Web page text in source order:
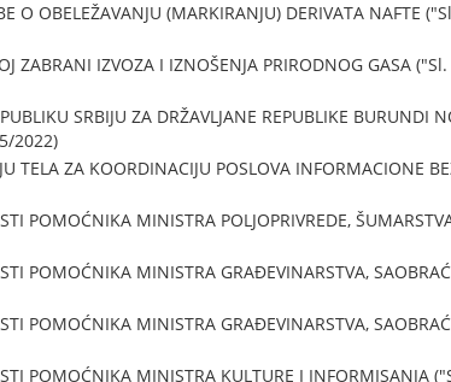
O OBELEŽAVANJU (MARKIRANJU) DERIVATA NAFTE
ZABRANI IZVOZA I IZNOŠENJA PRIRODNOG GASA
SRBIJU ZA DRŽAVLJANE REPUBLIKE BURUNDI
2022)
TELA ZA KOORDINACIJU POSLOVA INFORMACIONE
POMOĆNIKA MINISTRA POLJOPRIVREDE,
POMOĆNIKA MINISTRA GRAĐEVINARSTVA,
POMOĆNIKA MINISTRA GRAĐEVINARSTVA,
POMOĆNIKA MINISTRA KULTURE I INFORMISANJA